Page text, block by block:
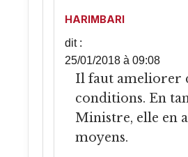
HARIMBARI
dit :
25/01/2018 à 09:08
Il faut ameliorer ces
conditions. En
Ministre, elle en
moyens.